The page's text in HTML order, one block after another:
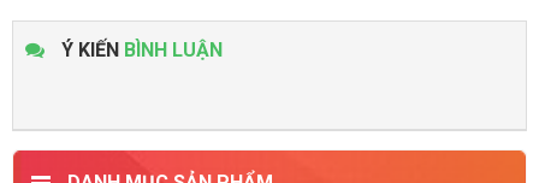
Ý KIẾN BÌNH LUẬN